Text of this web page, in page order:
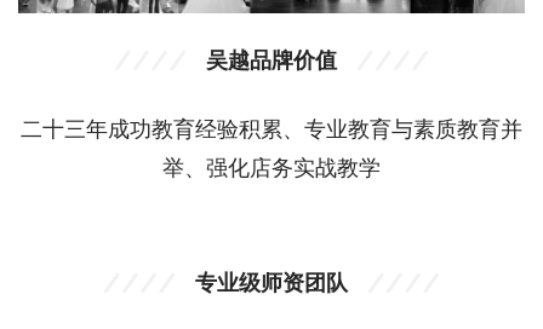
吴越品牌价值
二十三年成功教育经验积累、专业教育与素质教育并
举、强化店务实战教学
专业级师资团队